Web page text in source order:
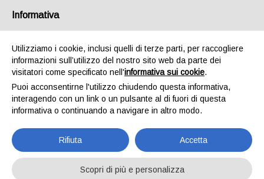
COME ELIMINARE IL
CERUME DAGLI APPARECCHI
ACUSTICI SENZA
DANNEGGIARLI
Informativa
Utilizziamo i cookie, inclusi quelli di terze parti, per raccogliere
informazioni sull’utilizzo del nostro sito web da parte dei
visitatori come specificato nell'informativa sui cookie.
Puoi acconsentirne l'utilizzo chiudendo questa informativa,
interagendo con un link o un pulsante al di fuori di questa
informativa o continuando a navigare in altro modo.
Rifiuta Accetta
Scopri di più e personalizza